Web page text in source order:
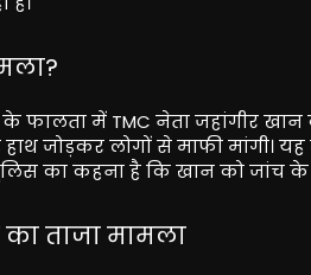
के फालता में TMC नेता जहांगीर
जोड़कर लोगों से माफी मांगी।
का कहना है कि खान को जांच
का ताजा मामला